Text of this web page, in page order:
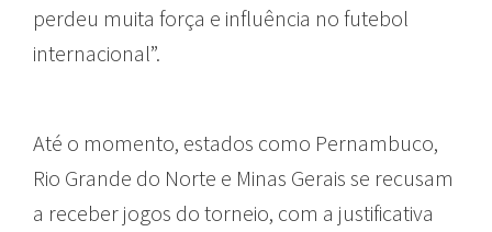
perdeu muita força e influência no futebol
internacional”.
Até o momento, estados como Pernambuco,
Rio Grande do Norte e Minas Gerais se recusam
a receber jogos do torneio, com a justificativa